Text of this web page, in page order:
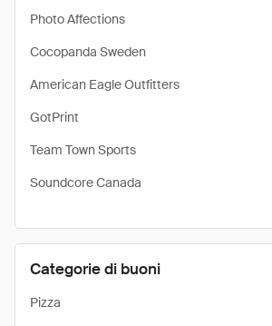
Photo Affections
Cocopanda Sweden
American Eagle Outfitters
GotPrint
Team Town Sports
Soundcore Canada
Categorie di buoni
Pizza